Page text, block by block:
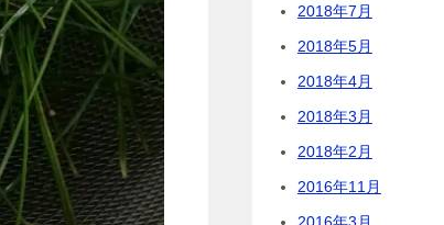
2018年7月
2018年5月
2018年4月
2018年3月
2018年2月
2016年11月
2016年3月